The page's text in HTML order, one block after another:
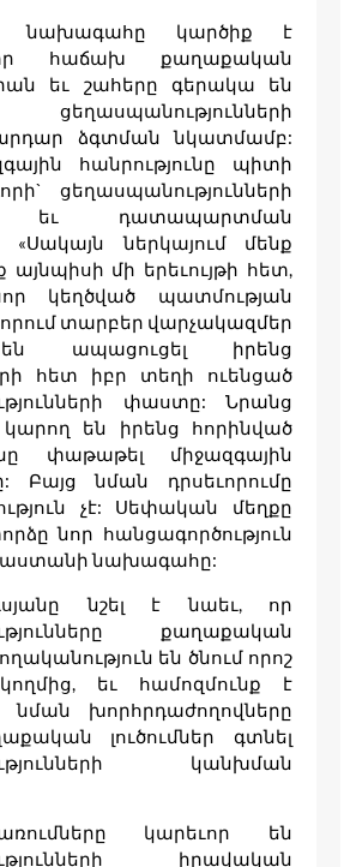
նախագահը կարծիք է
հաճախ քաղաքական
եւ շահերը գերակա են
ձգտման նկատմամբ:
հանրությունը պիտի
ցեղասպանությունների
եւ դատապարտման
«Սակայն ներկայում մենք
այնպիսի մի երեւույթի հետ,
կեղծված պատմության
որում տարբեր վարչակազմեր
ապացուցել իրենց
հետ իբր տեղի ուենցած
փաստը: Նրանց
են իրենց հորինված
փաթաթել միջազգային
Բայց նման դրսեւորումը
չէ: Սեփական մեղքը
նոր հանցագործություն
նախագահը:
նշել է նաեւ, որ
քաղաքական
են ծնում որոշ
եւ համոզմունք է
նման խորհրդաժողովները
լուծումներ գտնել
կանխման
կարեւոր են
իրավական